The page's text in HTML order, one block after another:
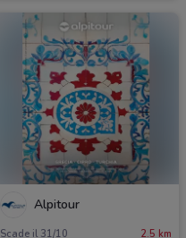
Alpitour
Scade il 31/10 2.5 km